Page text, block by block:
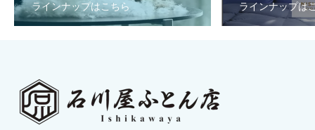
ラインナップはこちら ラインナップは